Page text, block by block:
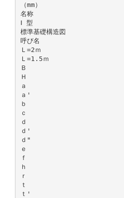
（mm）
名称
Ⅰ 型
標準基礎構造図
呼び名
Ｌ=2ｍ
Ｌ=1.5ｍ
Ｂ
Ｈ
ａ
ａ'
ｂ
ｃ
ｄ
ｄ'
ｄ"
ｅ
ｆ
ｈ
ｒ
ｔ
ｔ'